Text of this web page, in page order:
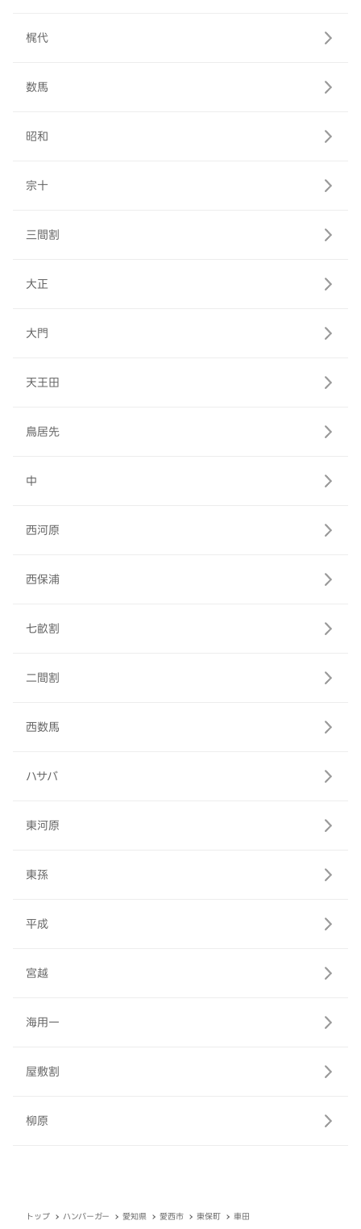
梶代
数馬
昭和
宗十
三間割
大正
大門
天王田
鳥居先
中
西河原
西保浦
七畝割
二間割
西数馬
ハサバ
東河原
東孫
平成
宮越
海用一
屋敷割
柳原
トップ ハンバーガー 愛知県 愛西市 東保町 車田